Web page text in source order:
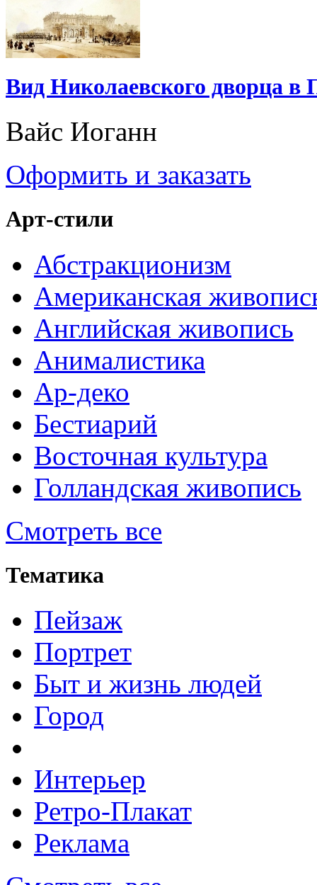
Вид Николаевского дворца в
Вайс Иоганн
Оформить и заказать
Арт-стили
Абстракционизм
Американская
Английская живопись
Анималистика
Ар-деко
Бестиарий
Восточная культура
Голландская живопись
Смотреть все
Тематика
Пейзаж
Портрет
Быт и жизнь людей
Город
Интерьер
Ретро-Плакат
Реклама